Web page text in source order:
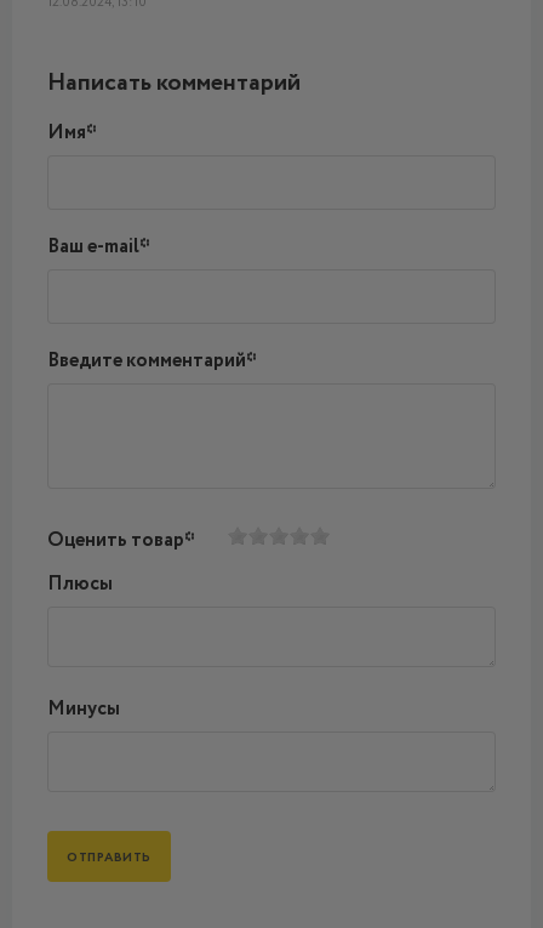
Написать комментарий
Имя*
Ваш e-mail*
Введите комментарий*
Оценить товар*
Плюсы
Минусы